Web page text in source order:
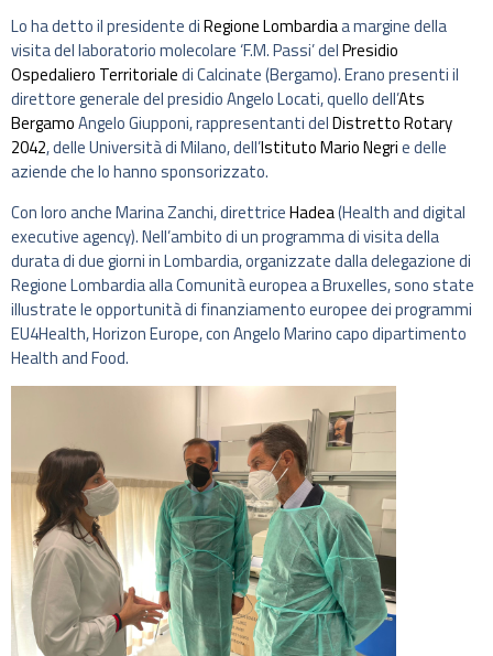
Lo ha detto il presidente diRegione Lombardiaa margine della
visita del laboratorio molecolare ‘F.M. Passi’ delPresidio
Ospedaliero Territorialedi Calcinate (Bergamo). Erano presenti il
direttore generale del presidio Angelo Locati, quello dell’Ats
BergamoAngelo Giupponi, rappresentanti delDistretto Rotary
2042, delle Università di Milano, dell’Istituto Mario Negrie delle
aziende che lo hanno sponsorizzato.
Con loro anche Marina Zanchi, direttriceHadea(Health and digital
executive agency). Nell’ambito di un programma di visita della
durata di due giorni in Lombardia, organizzate dalla delegazione di
Regione Lombardia alla Comunità europea a Bruxelles, sono state
illustrate le opportunità di finanziamento europee dei programmi
EU4Health, Horizon Europe, con Angelo Marino capo dipartimento
Health and Food.